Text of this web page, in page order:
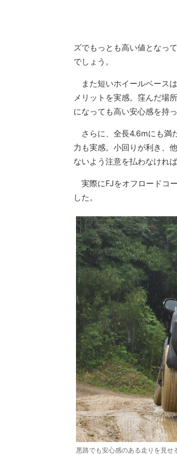
ズでもっとも高い値となっ
でしょう。
また短いホイールベース
メリットを実感。窪んだ場
になっても高い安心感を持
さらに、全長4.6mにも満
力も実感。小回りが利き、
ないよう注意を払わなけれ
実際にFJをオフロードコ
した。
悪路でも安心感のある走りを見せ